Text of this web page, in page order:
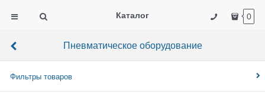
Каталог 0
Пневматическое оборудование
Фильтры товаров